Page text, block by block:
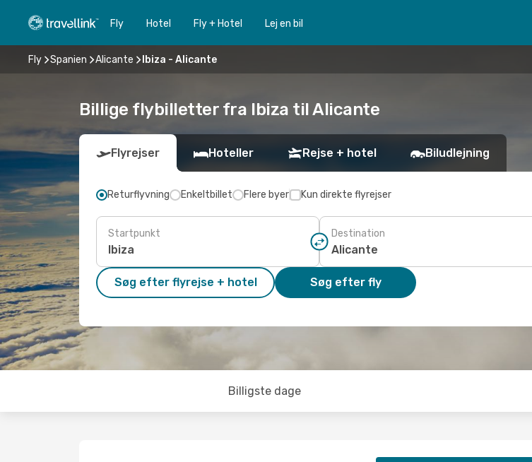
Fly Hotel Fly + Hotel Lej en bil
Fly Spanien Alicante Ibiza - Alicante
Billige flybilletter fra Ibiza til Alicante
Flyrejser Hoteller Rejse + hotel Biludlejning
Returflyvning Enkeltbillet Flere byer Kun direkte flyrejser
Startpunkt Destination
Søg efter flyrejse + hotel Søg efter fly
Billigste dage